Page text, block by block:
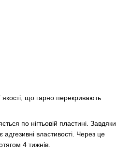
що гарно перекривають
по нігтьовій пластині. Завдяки
властивості. Через це
4 тижнів.